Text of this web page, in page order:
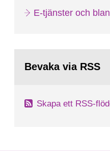
E-tjänster och
Bevaka via RSS
Skapa ett RSS-